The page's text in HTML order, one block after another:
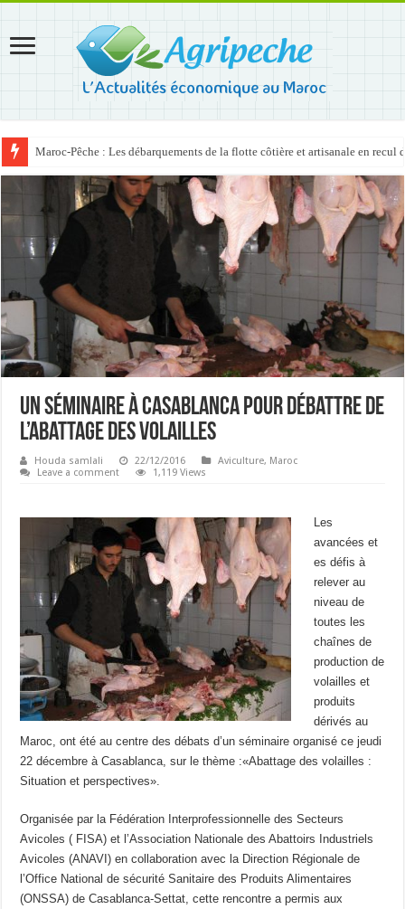
Maroc-Pêche : Les débarquements de la flotte côtière et artisanale en recul
Un séminaire à Casablanca pour débattre de
l’abattage des volailles
Houda samlali 22/12/2016 Aviculture, Maroc
Leave a comment
1,119 Views
Les
avancées et
es défis à
relever au
niveau de
toutes les
chaînes de
production de
volailles et
produits
dérivés au
Maroc, ontété au centre des débats d’un séminaire organisé ce jeudi
22 décembre à Casablanca, sur le thème :«Abattage des volailles :
Situation et perspectives».
Organisée par la Fédération Interprofessionnelle des Secteurs
Avicoles ( FISA) et l’Association Nationale des Abattoirs Industriels
Avicoles (ANAVI) en collaboration avec la Direction Régionale de
l’Office National de sécurité Sanitaire des Produits Alimentaires
(ONSSA) de Casablanca-Settat, cette rencontre a permis aux